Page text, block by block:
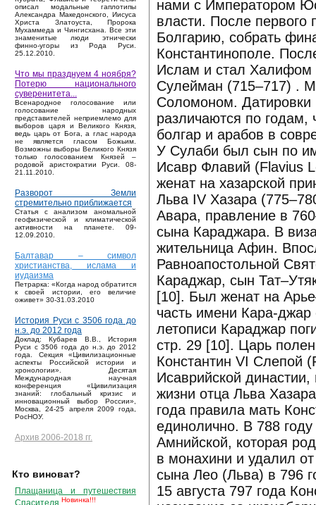
описал модальные гаплотипы
Александра Македонского, Иисуса
Христа Златоуста, Пророка
Мухаммеда и Чингисхана. Все эти
знаменитые люди этнически
финно-угоры из Рода Руси.
25.12.2010.
Что мы празднуем 4 ноября?
Потерю национального
суверенитета...
Bсенародное голосование или
голосование народных
представителей неприемлемо для
выборов царя и Великого Князя,
ведь царь от Бога, а глас народа
не является гласом Божьим.
Возможны выборы Великого Князя
только голосованием Князей –
родовой аристократии Руси. 08-
21.11.2010.
Разворот Земли
стремительно приближается
Статья с анализом аномальной
геофизической и климатической
активности на планете. 09-
12.09.2010.
Балтавар – символ
христианства, ислама и
иудаизма
Петрарка: «Когда народ обратится
к своей истории, его величие
оживет» 30-31.03.2010
История Руси с 3506 года до
н.э. до 2012 года
Доклад: Кубарев В.В., История
Руси с 3506 года до н.э. до 2012
года. Секция «Цивилизационные
аспекты Российской истории и
хронологии». Десятая
Международная научная
конференция «Цивилизация
знаний: глобальный кризис и
инновационный выбор России»,
Москва, 24-25 апреля 2009 года,
РосНОУ.
Архив 2006-2018 гг.
Кто виноват?
Плащаница и путешествия
Спасителя Новинка!!!
нами с Императором
власти. После
Болгарию, собрать
Константинополе.
Ислам и стал Халифом
Сулейман (715–717) .
Соломоном.
различаются по
болгар и арабов в
У Сулаби был сын по
Исавр Флавий (Flavius
женат на хазарской
Льва IV Хазара
Авара, правление в
сына Караджара. В
жительница Афин.
Равноапостольной
Караджар, сын
[10]. Был женат на
часть имени Кара-
летописи Караджар
стр. 29 [10]. Царь
Константин VI Слепой
Исаврийской
жизни отца Льва
года правила мать
единолично. В 788
Амнийской, которая
в монахини и удалил
сына Лео (Льва) в 796
15 августа 797 года